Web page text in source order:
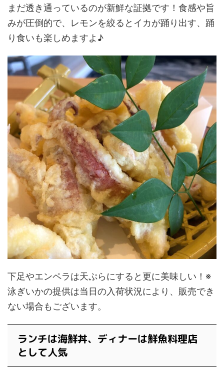
まだ透き通っているのが新鮮な証拠です！食感や旨
みが圧倒的で、レモンを絞るとイカが踊り出す、踊
り食いも楽しめますよ♪
下足やエンペラは天ぷらにすると更に美味しい！※
泳ぎいかの提供は当日の入荷状況により、販売でき
ない場合もございます。
ランチは海鮮丼、ディナーは鮮魚料理店
として人気